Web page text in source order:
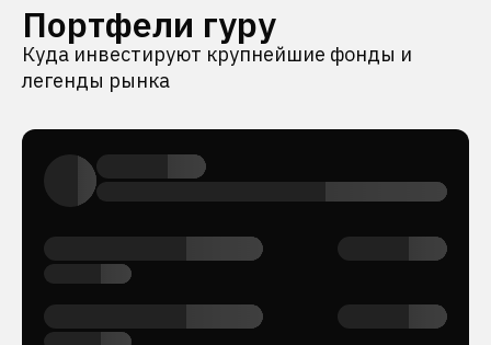
Портфели гуру
Куда инвестируют крупнейшие фонды и
легенды рынка